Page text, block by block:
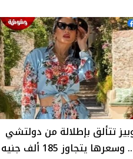
تتألق بإطلالة من دولتشي
يتجاوز 185 ألف جنيه